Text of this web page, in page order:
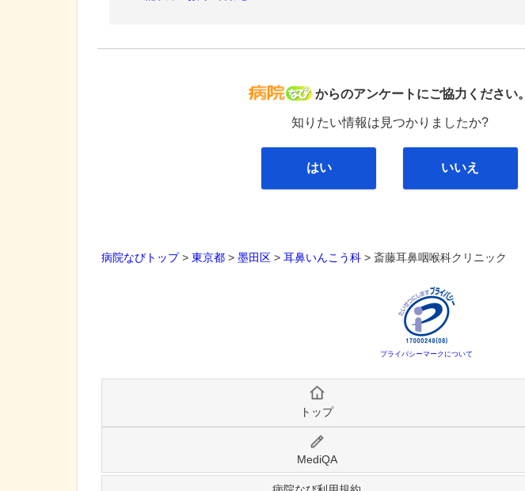
病院なび
からのアンケートにご協力ください。
知りたい情報は見つかりましたか?
はい いいえ
病院なびトップ> 東京都 > 墨田区 > 耳鼻いんこう科 > 斎藤耳鼻咽喉科クリニック
プライバシーマークについて
トップ
MediQA